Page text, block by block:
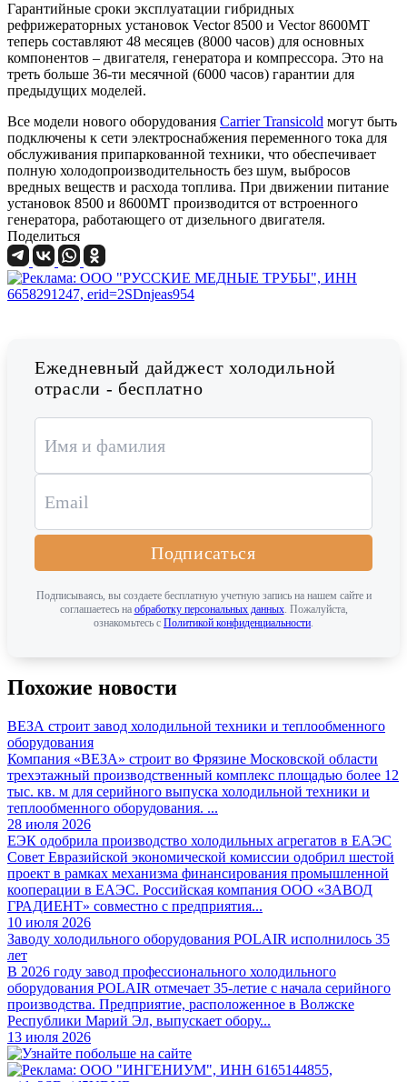
Гарантийные сроки эксплуатации гибридных
рефрижераторных установок Vector 8500 и Vector 8600MT
теперь составляют 48 месяцев (8000 часов) для основных
компонентов – двигателя, генератора и компрессора. Это на
треть больше 36-ти месячной (6000 часов) гарантии для
предыдущих моделей.
Все модели нового оборудования Carrier Transicold могут быть
подключены к сети электроснабжения переменного тока для
обслуживания припаркованной техники, что обеспечивает
полную холодопроизводительность без шум, выбросов
вредных веществ и расхода топлива. При движении питание
установок 8500 и 8600MT производится от встроенного
генератора, работающего от дизельного двигателя.
Поделиться
Ежедневный дайджест холодильной
отрасли - бесплатно
Подписаться
Подписываясь, вы создаете бесплатную учетную запись на нашем сайте и
соглашаетесь на обработку персональных данных. Пожалуйста,
ознакомьтесь с Политикой конфиденциальности.
Похожие новости
ВЕЗА строит завод холодильной техники и теплообменного
оборудования
Компания «ВЕЗА» строит во Фрязине Московской области
трехэтажный производственный комплекс площадью более 12
тыс. кв. м для серийного выпуска холодильной техники и
теплообменного оборудования. ...
28 июля 2026
ЕЭК одобрила производство холодильных агрегатов в ЕАЭС
Совет Евразийской экономической комиссии одобрил шестой
проект в рамках механизма финансирования промышленной
кооперации в ЕАЭС. Российская компания ООО «ЗАВОД
ГРАДИЕНТ» совместно с предприятия...
10 июля 2026
Заводу холодильного оборудования POLAIR исполнилось 35
лет
В 2026 году завод профессионального холодильного
оборудования POLAIR отмечает 35-летие с начала серийного
производства. Предприятие, расположенное в Волжске
Республики Марий Эл, выпускает обору...
13 июля 2026